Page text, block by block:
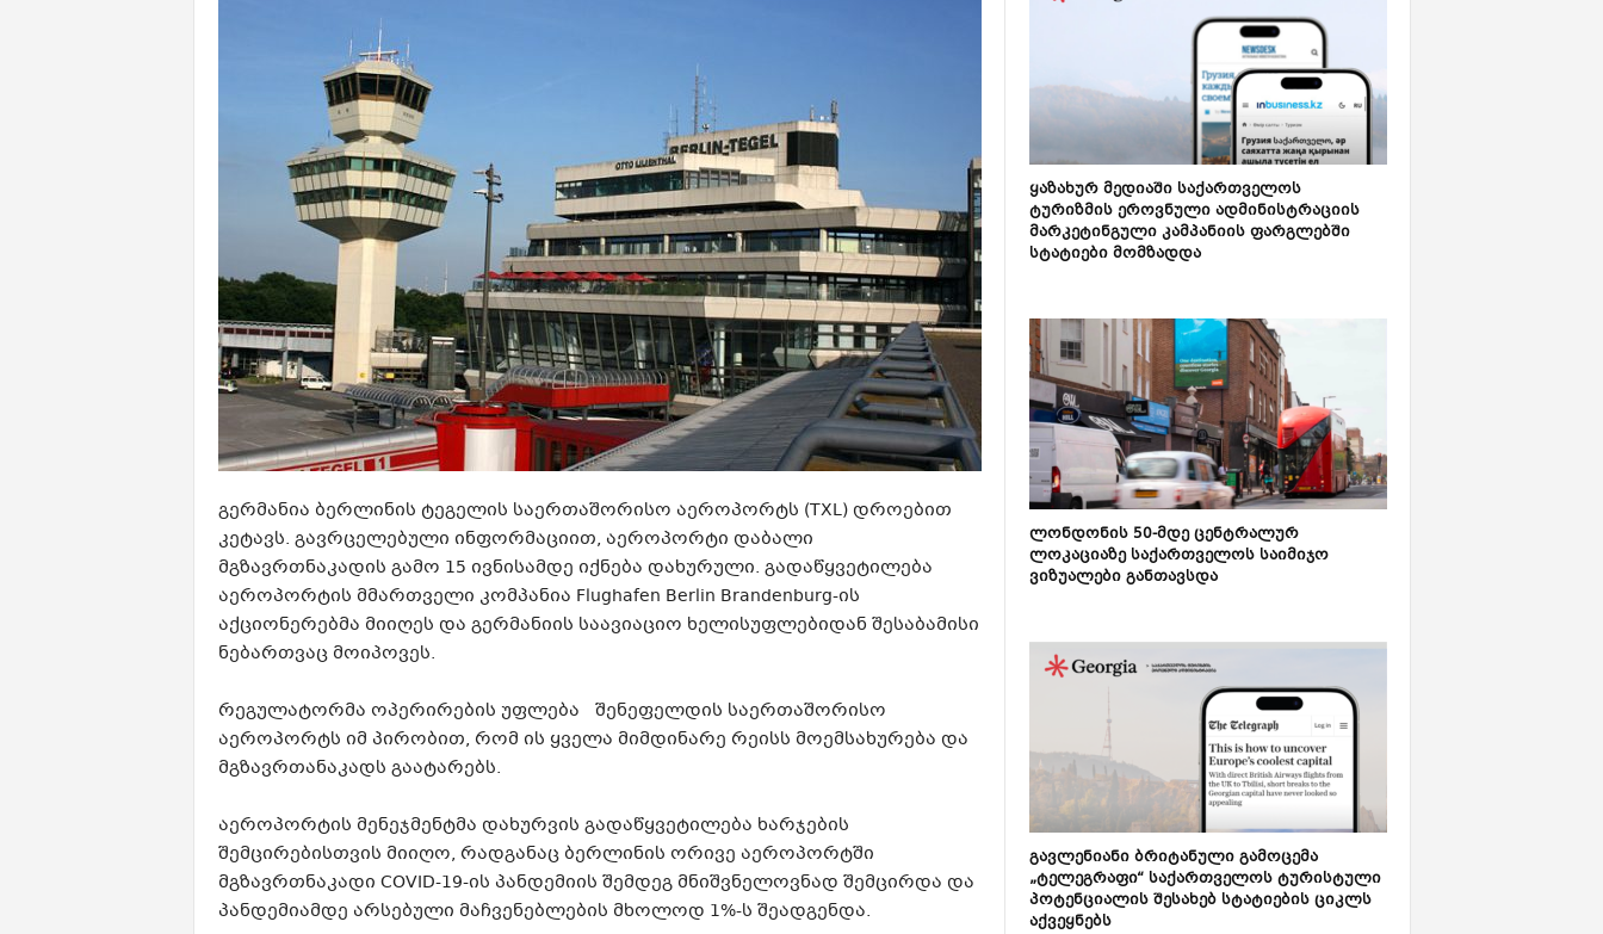
გერმანია ბერლინის ტეგელის საერთაშორისო აეროპორტს (TXL) დროებით
კეტავს. გავრცელებული ინფორმაციით, აეროპორტი დაბალი
მგზავრთნაკადის გამო 15 ივნისამდე იქნება დახურული. გადაწყვეტილება
აეროპორტის მმართველი კომპანია Flughafen Berlin Brandenburg-ის
აქციონერებმა მიიღეს და გერმანიის საავიაციო ხელისუფლებიდან შესაბამისი
ნებართვაც მოიპოვეს.
რეგულატორმა ოპერირების უფლება შენეფელდის საერთაშორისო
აეროპორტს იმ პირობით, რომ ის ყველა მიმდინარე რეისს მოემსახურება და
მგზავრთანაკადს გაატარებს.
აეროპორტის მენეჯმენტმა დახურვის გადაწყვეტილება ხარჯების
შემცირებისთვის მიიღო, რადგანაც ბერლინის ორივე აეროპორტში
მგზავრთნაკადი COVID-19-ის პანდემიის შემდეგ მნიშვნელოვნად შემცირდა და
პანდემიამდე არსებული მაჩვენებლების მხოლოდ 1%-ს შეადგენდა.
ყაზახურ მედიაში საქართველოს
ტურიზმის ეროვნული ადმინისტრაციის
მარკეტინგული კამპანიის ფარგლებში
სტატიები მომზადდა
ლონდონის 50-მდე ცენტრალურ
ლოკაციაზე საქართველოს საიმიჯო
ვიზუალები განთავსდა
გავლენიანი ბრიტანული გამოცემა
„ტელეგრაფი“ საქართველოს ტურისტული
პოტენციალის შესახებ სტატიების ციკლს
აქვეყნებს